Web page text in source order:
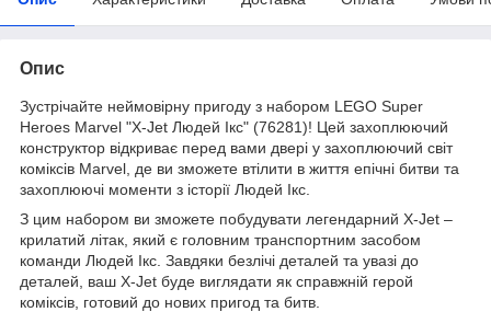
Опис
Зустрічайте неймовірну пригоду з набором LEGO Super
Heroes Marvel "X-Jet Людей Ікс" (76281)! Цей захоплюючий
конструктор відкриває перед вами двері у захоплюючий світ
коміксів Marvel, де ви зможете втілити в життя епічні битви та
захоплюючі моменти з історії Людей Ікс.
З цим набором ви зможете побудувати легендарний X-Jet –
крилатий літак, який є головним транспортним засобом
команди Людей Ікс. Завдяки безлічі деталей та увазі до
деталей, ваш X-Jet буде виглядати як справжній герой
коміксів, готовий до нових пригод та битв.